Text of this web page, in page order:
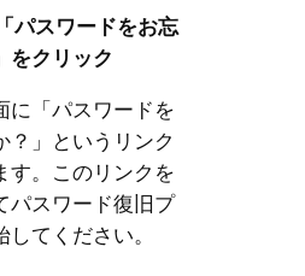
パスワードをお忘
をクリック
に「パスワードを
？」というリンク
す。このリンクを
パスワード復旧プ
してください。